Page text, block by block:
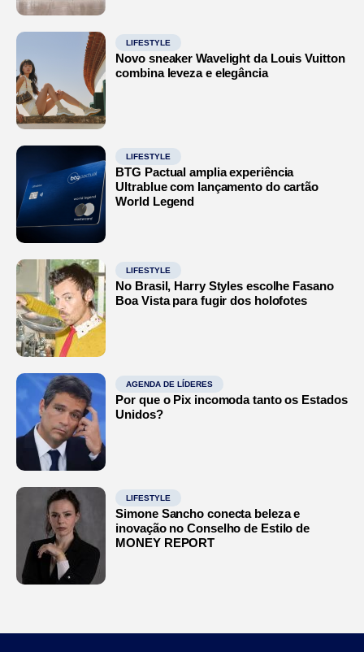
LIFESTYLE
Novo sneaker Wavelight da Louis Vuitton
combina leveza e elegância
LIFESTYLE
BTG Pactual amplia experiência
Ultrablue com lançamento do cartão
World Legend
LIFESTYLE
No Brasil, Harry Styles escolhe Fasano
Boa Vista para fugir dos holofotes
AGENDA DE LÍDERES
Por que o Pix incomoda tanto os Estados
Unidos?
LIFESTYLE
Simone Sancho conecta beleza e
inovação no Conselho de Estilo de
MONEY REPORT